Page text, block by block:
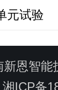
元试验
新恩智
湘ICP备